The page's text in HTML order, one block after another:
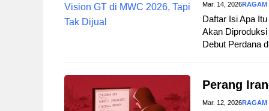
Mar. 14, 2026RAGAM
Daftar Isi Apa
Akan
Debut Perdana
Perang
Mar. 12, 2026RAGAM